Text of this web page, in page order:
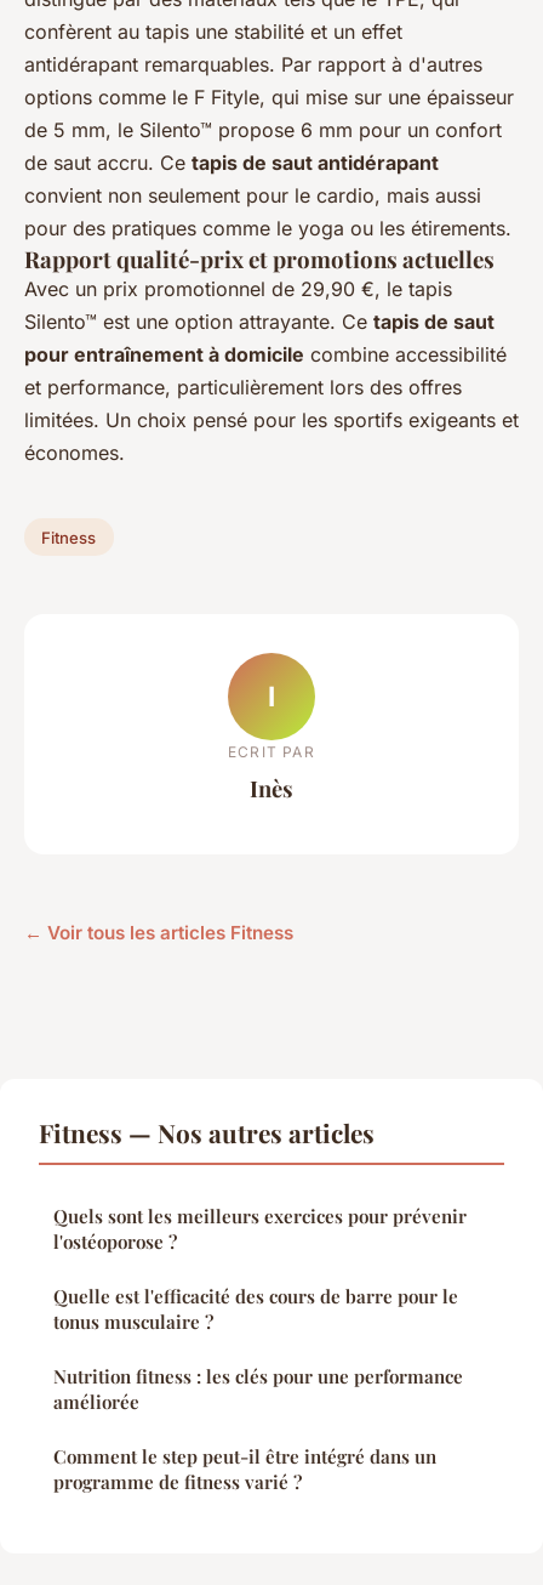
confèrent au tapis une stabilité et un effet
antidérapant remarquables. Par rapport à d'autres
options comme le F Fityle, qui mise sur une épaisseur
de 5 mm, le Silento™ propose 6 mm pour un confort
de saut accru. Ce tapis de saut antidérapant
convient non seulement pour le cardio, mais aussi
pour des pratiques comme le yoga ou les étirements.
Rapport qualité-prix et promotions actuelles
Avec un prix promotionnel de 29,90 €, le tapis
Silento™ est une option attrayante. Ce tapis de saut
pour entraînement à domicile combine accessibilité
et performance, particulièrement lors des offres
limitées. Un choix pensé pour les sportifs exigeants et
économes.
Fitness
I
ECRIT PAR
Inès
← Voir tous les articles Fitness
Fitness — Nos autres articles
Quels sont les meilleurs exercices pour prévenir
l'ostéoporose ?
Quelle est l'efficacité des cours de barre pour le
tonus musculaire ?
Nutrition fitness : les clés pour une performance
améliorée
Comment le step peut-il être intégré dans un
programme de fitness varié ?